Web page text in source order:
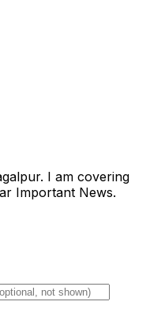
I am covering
Important News.